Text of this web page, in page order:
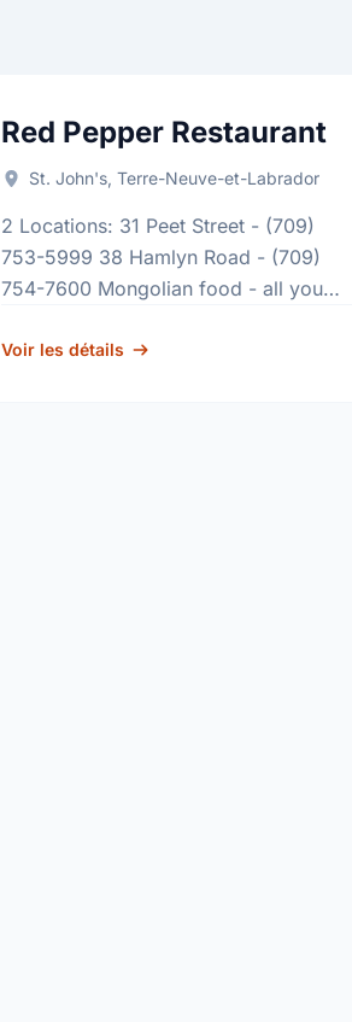
Red Pepper Restaurant
St. John's, Terre-Neuve-et-Labrador
2 Locations: 31 Peet Street - (709)
753-5999 38 Hamlyn Road - (709)
754-7600 Mongolian food - all you
a.m. - 9:30 …
Voir les détails